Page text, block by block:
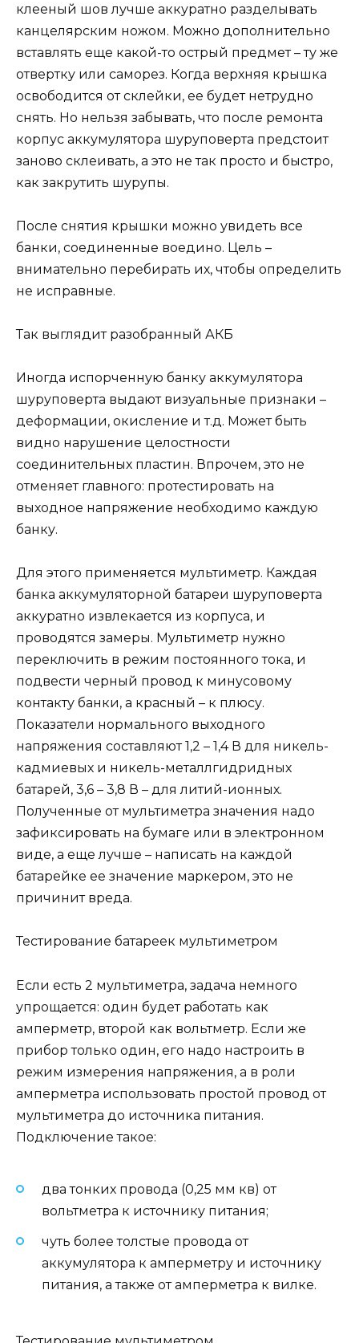
клееный шов лучше аккуратно разделывать
канцелярским ножом. Можно дополнительно
вставлять еще какой-то острый предмет – ту же
отвертку или саморез. Когда верхняя крышка
освободится от склейки, ее будет нетрудно
снять. Но нельзя забывать, что после ремонта
корпус аккумулятора шуруповерта предстоит
заново склеивать, а это не так просто и быстро,
как закрутить шурупы.
После снятия крышки можно увидеть все
банки, соединенные воедино. Цель –
внимательно перебирать их, чтобы определить
не исправные.
Так выглядит разобранный АКБ
Иногда испорченную банку аккумулятора
шуруповерта выдают визуальные признаки –
деформации, окисление и т.д. Может быть
видно нарушение целостности
соединительных пластин. Впрочем, это не
отменяет главного: протестировать на
выходное напряжение необходимо каждую
банку.
Для этого применяется мультиметр. Каждая
банка аккумуляторной батареи шуруповерта
аккуратно извлекается из корпуса, и
проводятся замеры. Мультиметр нужно
переключить в режим постоянного тока, и
подвести черный провод к минусовому
контакту банки, а красный – к плюсу.
Показатели нормального выходного
напряжения составляют 1,2 – 1,4 В для никель-
кадмиевых и никель-металлгидридных
батарей, 3,6 – 3,8 В – для литий-ионных.
Полученные от мультиметра значения надо
зафиксировать на бумаге или в электронном
виде, а еще лучше – написать на каждой
батарейке ее значение маркером, это не
причинит вреда.
Тестирование батареек мультиметром
Если есть 2 мультиметра, задача немного
упрощается: один будет работать как
амперметр, второй как вольтметр. Если же
прибор только один, его надо настроить в
режим измерения напряжения, а в роли
амперметра использовать простой провод от
мультиметра до источника питания.
Подключение такое:
два тонких провода (0,25 мм кв) от
вольтметра к источнику питания;
чуть более толстые провода от
аккумулятора к амперметру и источнику
питания, а также от амперметра к вилке.